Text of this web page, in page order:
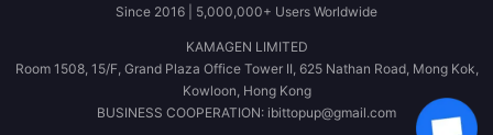
Since 2016 | 5,000,000+ Users Worldwide
KAMAGEN LIMITED
Room 1508, 15/F, Grand Plaza Office Tower II, 625 Nathan Road, Mong Kok,
Kowloon, Hong Kong
BUSINESS COOPERATION: ibittopup@gmail.com